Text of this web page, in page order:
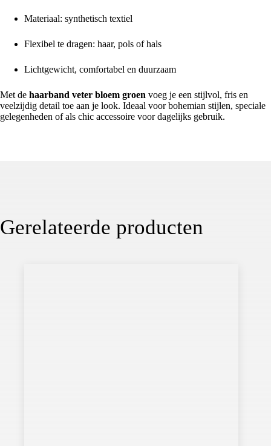
Materiaal: synthetisch textiel
Flexibel te dragen: haar, pols of hals
Lichtgewicht, comfortabel en duurzaam
Met de haarband veter bloem groen voeg je een stijlvol, fris en
veelzijdig detail toe aan je look. Ideaal voor bohemian stijlen, speciale
gelegenheden of als chic accessoire voor dagelijks gebruik.
Gerelateerde producten